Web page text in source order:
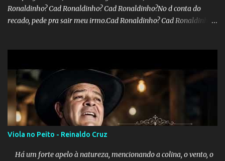
Ronaldinho? Cad Ronaldinho? Cad Ronaldinho?No d conta do
recado, pede pra sair meu irmo.Cad Ronaldinho? Cad Ronaldinho?
Viola no Peito - Reinaldo Cruz
Há um forte apelo à natureza, mencionando a colina, o vento, o